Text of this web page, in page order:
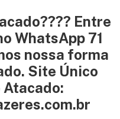
Entre
WhatsApp 71
nossa forma
Site Único
Atacado: